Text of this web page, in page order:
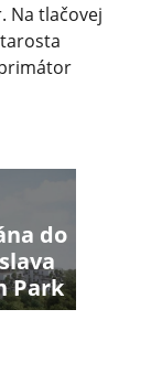
Na tlačovej
do
Park